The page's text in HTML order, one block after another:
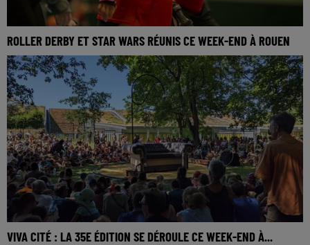
ROLLER DERBY ET STAR WARS RÉUNIS CE WEEK-END À ROUEN
VIVA CITÉ : LA 35E ÉDITION SE DÉROULE CE WEEK-END À...